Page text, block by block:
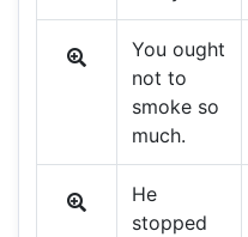
You ought
not to
smoke so
much.
He
stopped